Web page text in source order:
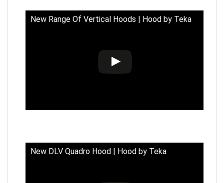
New Range Of Vertical Hoods | Hood by Teka
New DLV Quadro Hood | Hood by Teka